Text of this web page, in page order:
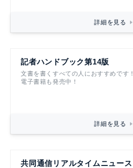
詳細を見る
記者ハンドブック第14版
文書を書くすべての人におすすめです！
電子書籍も発売中！
詳細を見る
共同通信リアルタイムニュース